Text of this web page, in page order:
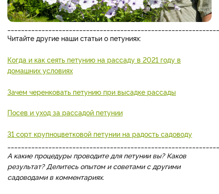
Читайте другие наши статьи о петуниях:
Когда и как сеять петунию на рассаду в 2021 году в
домашних условиях
Зачем черенковать петунию при высадке рассады
Посев и уход за рассадой петунии
31 сорт крупноцветковой петунии на радость садоводу
А какие процедуры проводите для петунии вы? Каков
результат? Делитесь опытом и советами с другими
садоводами в комментариях.